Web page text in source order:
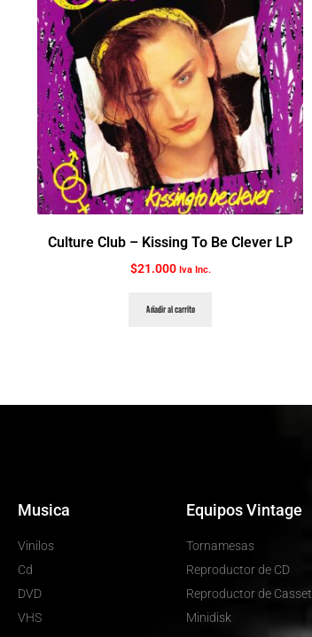
Culture Club ‎– Kissing To Be Clever LP
$21.000 Iva Inc.
Añadir al carrito
Musica
Vinilos
Cd
DVD
VHS
Equipos Vintage
Tornamesas
Reproductor de CD
Reproductor de
Minidisk